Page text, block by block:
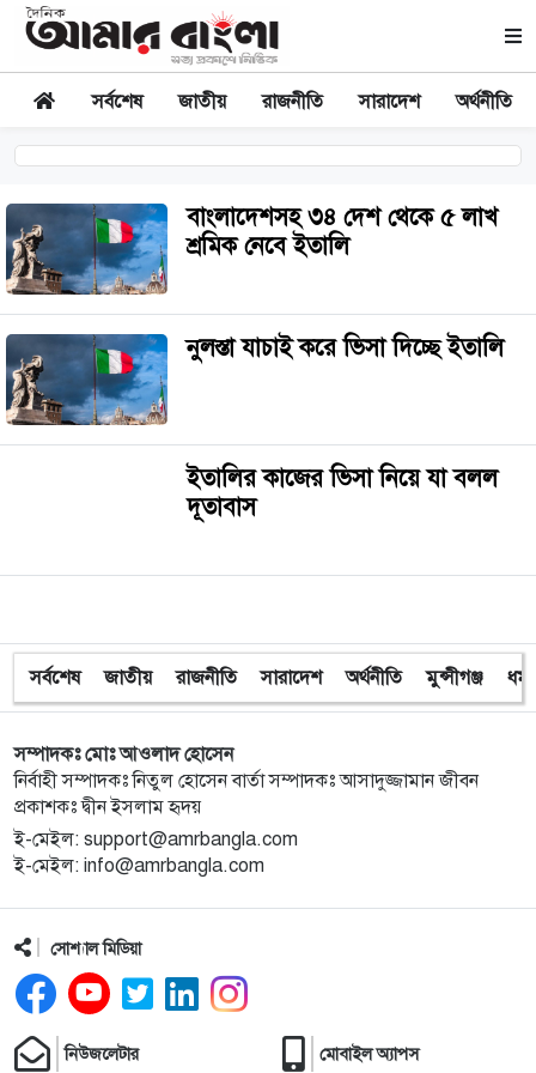
সর্বশেষ জাতীয় রাজনীতি সারাদেশ অর্থনীতি
বাংলাদেশসহ ৩৪ দেশ থেকে ৫ লাখ
শ্রমিক নেবে ইতালি
নুলস্তা যাচাই করে ভিসা দিচ্ছে ইতালি
ইতালির কাজের ভিসা নিয়ে যা বলল
দূতাবাস
সর্বশেষ জাতীয় রাজনীতি সারাদেশ অর্থনীতি মুন্সীগঞ্জ ধর্ম
সম্পাদকঃ মোঃ আওলাদ হোসেন
নির্বাহী সম্পাদকঃ নিতুল হোসেন বার্তা সম্পাদকঃ আসাদুজ্জামান জীবন
প্রকাশকঃ দ্বীন ইসলাম হৃদয়
ই-মেইল: support@amrbangla.com
ই-মেইল: info@amrbangla.com
সোশ্যাল মিডিয়া
নিউজলেটার মোবাইল অ্যাপস